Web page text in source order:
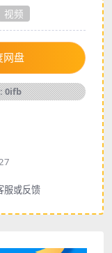
视频
网盘
0ifb
服或反馈